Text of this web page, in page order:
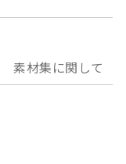
素材集に関して